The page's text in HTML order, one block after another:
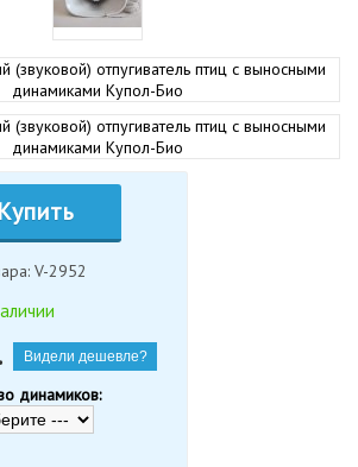
Купить
V-2952
Видели дешевле?
динамиков: